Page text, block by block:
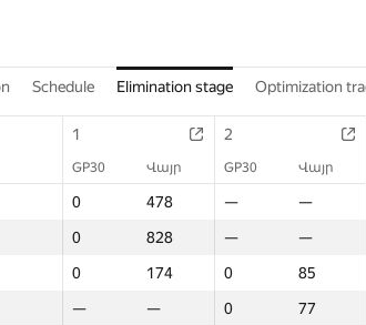
Schedule Elimination stage Optimization
1 2
GP30 Վայր GP30 Վայր
0 478 — —
0 828 — —
0 174 0 85
— — 0 77